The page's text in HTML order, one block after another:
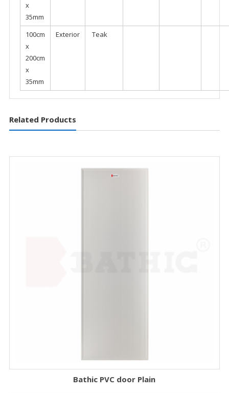
x
35mm
100cm
x
200cm
x
35mm
Exterior Teak
Related Products
Bathic PVC door Plain